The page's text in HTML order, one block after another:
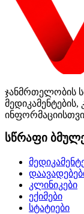
ჯანმრთელობის
მედიკამენტების,
სწრაფი
კლინიკები
ექიმები
სტატიები